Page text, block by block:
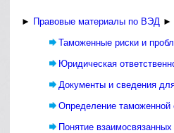
► Правовые материалы по ВЭД ►
Таможенные риски и
Юридическая
Документы и сведения
Определение таможенной
Понятие